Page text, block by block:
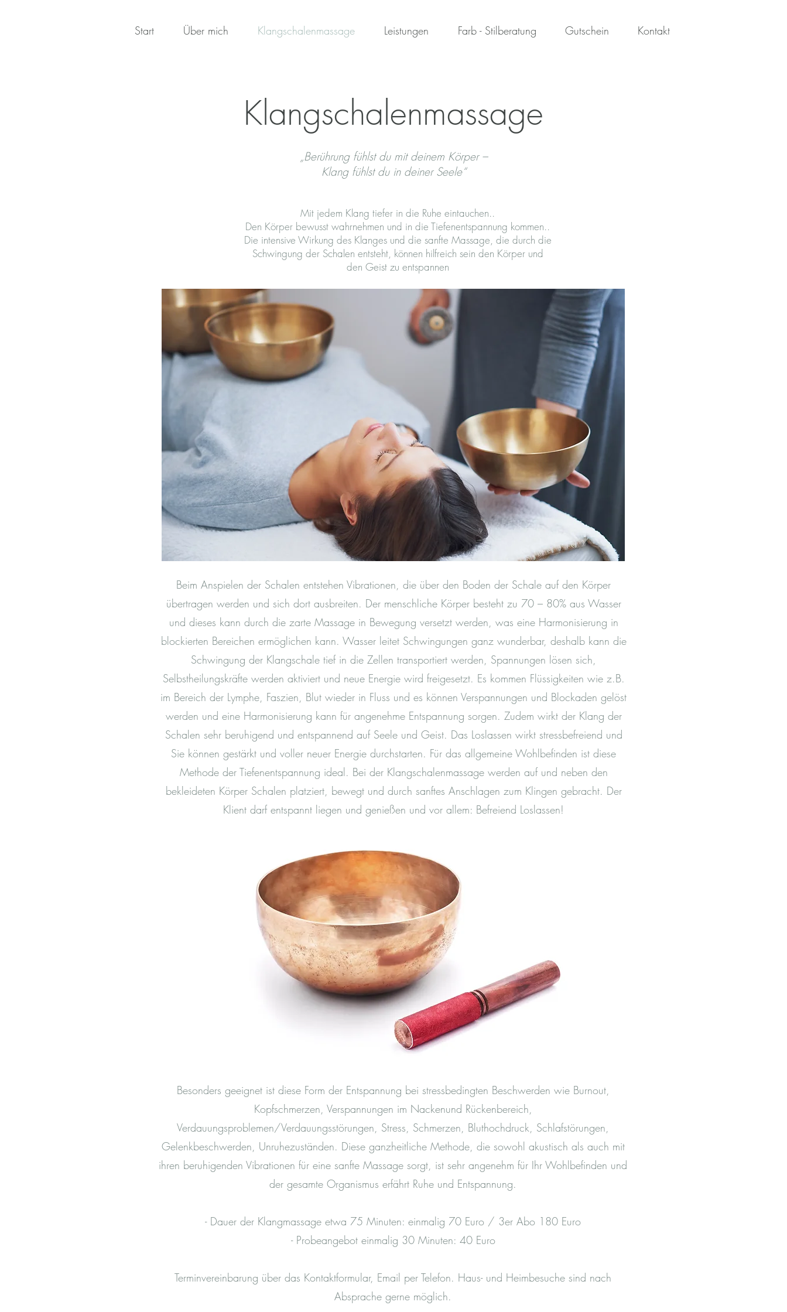
Start Über mich Klangschalenmassage Leistungen Farb - Stilberatung Gutschein Kontakt
Klangschalenmassage
Mit jedem Klang tiefer in die Ruhe eintauchen..
Den Körper bewusst wahrnehmen und in die Tiefenentspannung kommen..
Die intensive Wirkung des Klanges und die sanfte Massage, die durch die
Schwingung der Schalen entsteht, können hilfreich sein den Körper und
den Geist zu entspannen
„Berührung fühlst du mit deinem Körper –
Klang fühlst du in deiner Seele“
Beim Anspielen der Schalen entstehen Vibrationen, die über den Boden der Schale auf den Körper
übertragen werden und sich dort ausbreiten. Der menschliche Körper besteht zu 70 – 80% aus Wasser
und dieses kann durch die zarte Massage in Bewegung versetzt werden, was eine Harmonisierung in
blockierten Bereichen ermöglichen kann. Wasser leitet Schwingungen ganz wunderbar, deshalb kann die
Schwingung der Klangschale tief in die Zellen transportiert werden, Spannungen lösen sich,
Selbstheilungskräfte werden aktiviert und neue Energie wird freigesetzt. Es kommen Flüssigkeiten wie z.B.
im Bereich der Lymphe, Faszien, Blut wieder in Fluss und es können Verspannungen und Blockaden gelöst
werden und eine Harmonisierung kann für angenehme Entspannung sorgen. Zudem wirkt der Klang der
Schalen sehr beruhigend und entspannend auf Seele und Geist. Das Loslassen wirkt stressbefreiend und
Sie können gestärkt und voller neuer Energie durchstarten. Für das allgemeine Wohlbefinden ist diese
Methode der Tiefenentspannung ideal. Bei der Klangschalenmassage werden auf und neben den
bekleideten Körper Schalen platziert, bewegt und durch sanftes Anschlagen zum Klingen gebracht. Der
Klient darf entspannt liegen und genießen und vor allem: Befreiend Loslassen!
Besonders geeignet ist diese Form der Entspannung bei stressbedingten Beschwerden wie Burnout,
Kopfschmerzen, Verspannungen im Nackenund Rückenbereich,
Verdauungsproblemen/Verdauungsstörungen, Stress, Schmerzen, Bluthochdruck, Schlafstörungen,
Gelenkbeschwerden, Unruhezuständen. Diese ganzheitliche Methode, die sowohl akustisch als auch mit
ihren beruhigenden Vibrationen für eine sanfte Massage sorgt, ist sehr angenehm für Ihr Wohlbefinden und
der gesamte Organismus erfährt Ruhe und Entspannung.
- Dauer der Klangmassage etwa 75 Minuten: einmalig 70 Euro / 3er Abo 180 Euro
- Probeangebot einmalig 30 Minuten: 40 Euro
Terminvereinbarung über das Kontaktformular, Email per Telefon. Haus- und Heimbesuche sind nach
Absprache gerne möglich.